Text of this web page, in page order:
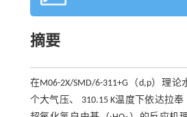
摘要
在M06-2X/SMD/6-311+G（d,p）理
个大气压、 310.15 K温度下依达拉